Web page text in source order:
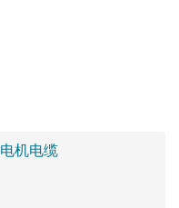
电机电缆